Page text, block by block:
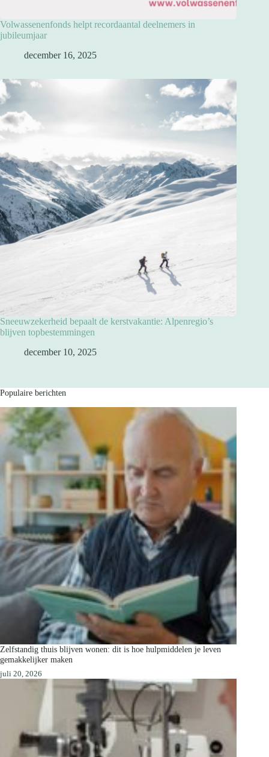
Volwassenenfonds helpt recordaantal deelnemers in
jubileumjaar
december 16, 2025
Sneeuwzekerheid bepaalt de kerstvakantie: Alpenregio’s
blijven topbestemmingen
december 10, 2025
Populaire berichten
Zelfstandig thuis blijven wonen: dit is hoe hulpmiddelen je leven
gemakkelijker maken
juli 20, 2026